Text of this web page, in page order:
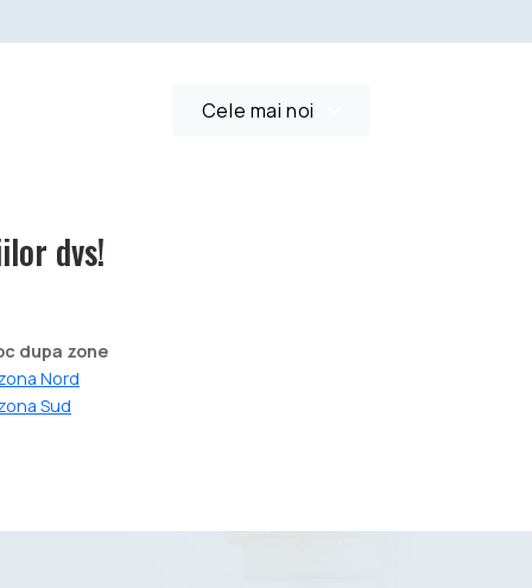
Cele mai noi
dvs!
dupa zone
Nord
Sud